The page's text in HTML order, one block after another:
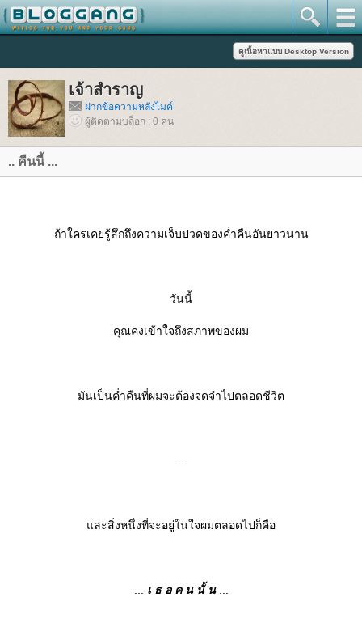
เจ้าสำราญ
ฝากข้อความหลังไมค์
ผู้ติดตามบล็อก : 0 คน
.. คืนนี้ ...
ถ้าใครเคยรู้สึกถึงความเจ็บปวดของค่ำคืนอันยาวนาน
วันนี้
คุณคงเข้าใจถึงสภาพของผม
มันเป็นค่ำคืนที่ผมจะต้องจดจำไปตลอดชีวิต
ละสิ่งหนึ่งที่จะอยู่ในใจผมตลอดไปก็คือ
เ ธ อ ค น นั้ น...